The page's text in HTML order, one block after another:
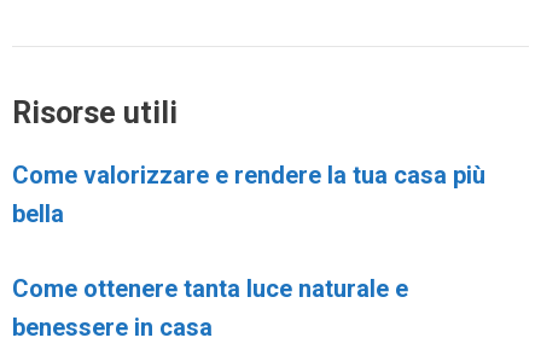
Risorse utili
Come valorizzare e rendere la tua casa più
bella
Come ottenere tanta luce naturale e
benessere in casa